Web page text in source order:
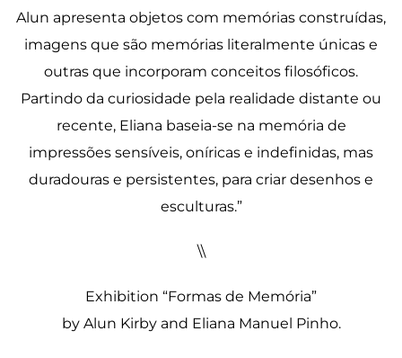
Alun apresenta objetos com memórias construídas,
imagens que são memórias literalmente únicas e
outras que incorporam conceitos filosóficos.
Partindo da curiosidade pela realidade distante ou
recente, Eliana baseia-se na memória de
impressões sensíveis, oníricas e indefinidas, mas
duradouras e persistentes, para criar desenhos e
esculturas.”
\\
Exhibition “Formas de Memória”
by Alun Kirby and Eliana Manuel Pinho.